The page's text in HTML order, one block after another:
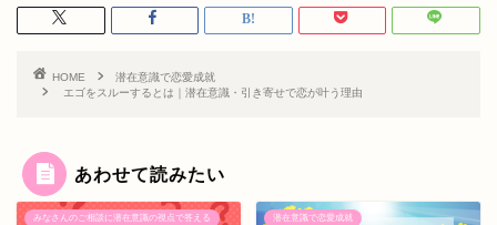
HOME
潜在意識で恋愛成就
エゴをスルーするとは｜潜在意識・引き寄せで恋が叶う理由
あわせて読みたい
みなさんのご相談に潜在意識の視点で答える 潜在意識で恋愛成就